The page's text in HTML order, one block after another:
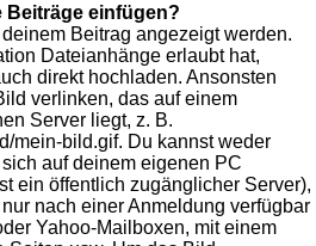
Beiträge einfügen?
Beitrag angezeigt werden.
Dateianhänge erlaubt hat,
direkt hochladen. Ansonsten
verlinken, das auf einem
Server liegt, z. B.
mein-bild.gif. Du kannst weder
auf deinem eigenen PC
ein öffentlich zugänglicher Server),
nach einer Anmeldung verfügbar
Yahoo-Mailboxen, mit einem